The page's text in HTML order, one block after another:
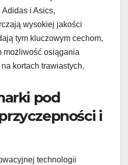
i Asics,
wysokiej jakości
tym kluczowym cechom,
możliwość osiągania
kortach trawiastych.
pod
i
technologii